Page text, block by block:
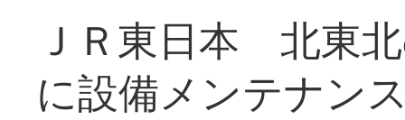
ＪＲ東日本 北東
に設備メンテナン